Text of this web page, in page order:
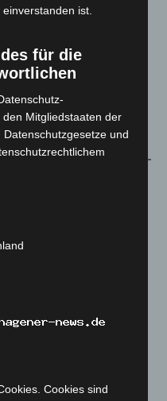
ist.
für die
Mitgliedstaaten der
und
Cookies sind